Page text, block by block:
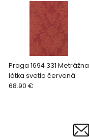
Praga 1694 331 Metrážna
látka svetlo červená
68.90 €